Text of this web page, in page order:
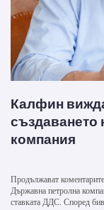
Калфин
създаването
компания
Продължават
Държавна петролна
ставката ДДС. Според